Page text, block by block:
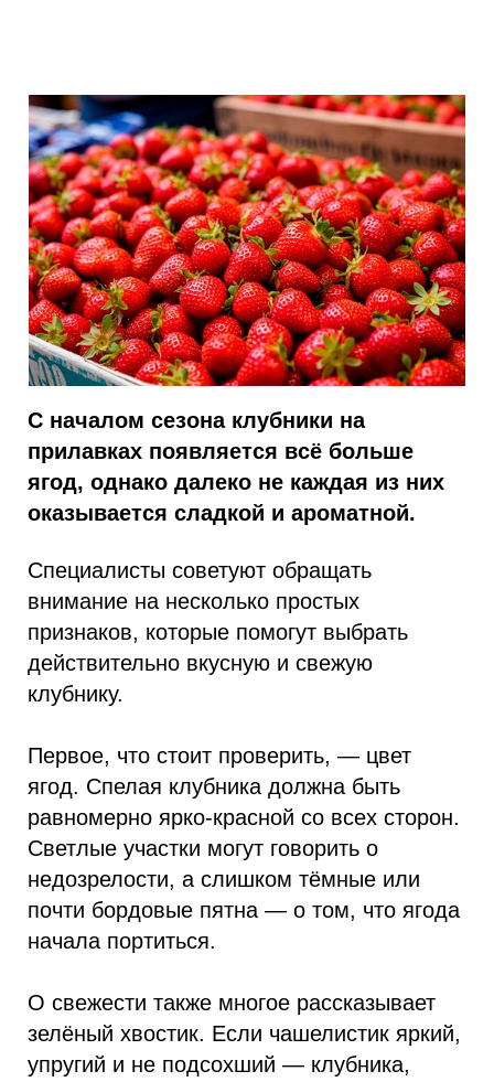
С началом сезона клубники на
прилавках появляется всё больше
ягод, однако далеко не каждая из них
оказывается сладкой и ароматной.
Специалисты советуют обращать
внимание на несколько простых
признаков, которые помогут выбрать
действительно вкусную и свежую
клубнику.
Первое, что стоит проверить, — цвет
ягод. Спелая клубника должна быть
равномерно ярко-красной со всех сторон.
Светлые участки могут говорить о
недозрелости, а слишком тёмные или
почти бордовые пятна — о том, что ягода
начала портиться.
О свежести также многое рассказывает
зелёный хвостик. Если чашелистик яркий,
упругий и не подсохший — клубника,